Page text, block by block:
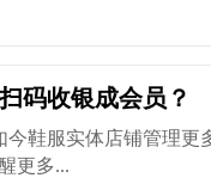
码收银成会员？
今鞋服实体店铺管理更
更多...